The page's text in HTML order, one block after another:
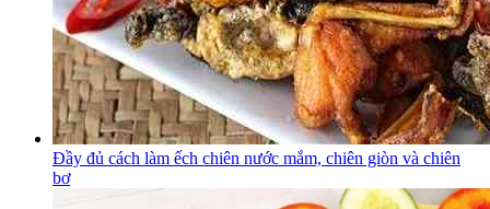
Đầy đủ cách làm ếch chiên nước mắm, chiên giòn và chiên
bơ